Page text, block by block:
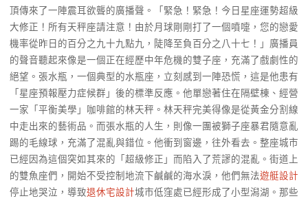
頂傳來了一陣震耳欲聾的廣播聲。「緊急！緊急！今日星座運勢超級
大修正！所有天秤座請注意！由於月球剛剛打了一個噴嚏，您的戀愛
機率從昨日的百分之九十九點九，陡降至負百分之八十七！」廣播員
的聲音聽起來像是一個正在經歷中年危機的雙子座，充滿了戲劇性的
絕望。張水瓶，一個典型的水瓶座，立刻感到一陣恐慌，這是他患有
「星座預報壓力症候群」後的標準反應。他單戀著住在隔壁棟、經營
一家「平衡美學」咖啡館的林天秤。林天秤完美得像是從黃金分割線
中走出來的藝術品。而張水瓶的人生，則像一團被獅子座暴君隨意亂
踢的毛線球，充滿了混亂與錯位。他衝到窗邊，往外看去。整座城市
已經因為這個突如其來的「超級修正」而陷入了荒謬的混亂。街道上
的雙魚座們，開始不受控制地流下鹹鹹的海水淚，他們無法遊艇設計
停止地哭泣，導致退休宅設計城市低窪處已經形成了小型潟湖。那些